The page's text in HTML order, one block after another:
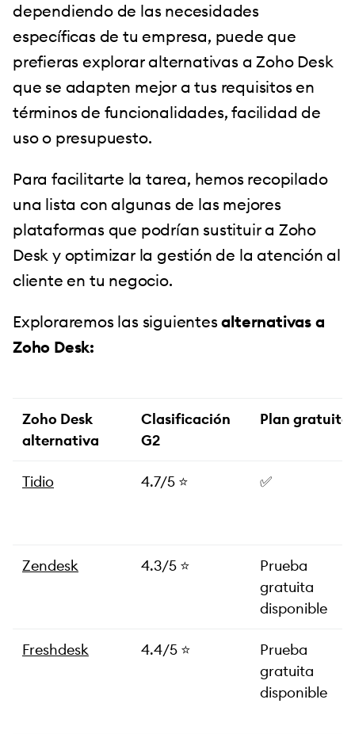
dependiendo de las necesidades
específicas de tu empresa, puede que
prefieras explorar alternativas a Zoho Desk
que se adapten mejor a tus requisitos en
términos de funcionalidades, facilidad de
uso o presupuesto.
Para facilitarte la tarea, hemos recopilado
una lista con algunas de las mejores
plataformas que podrían sustituir a Zoho
Desk y optimizar la gestión de la atención al
cliente en tu negocio.
Exploraremos las siguientesalternativas a
Zoho Desk:
Zoho Desk
alternativa
Clasificación
G2
Plan gratuito
Tidio 4.7/5 ⭐️ ✅
Zendesk 4.3/5 ⭐️
Prueba
gratuita
disponible
Freshdesk 4.4/5 ⭐️
Prueba
gratuita
disponible